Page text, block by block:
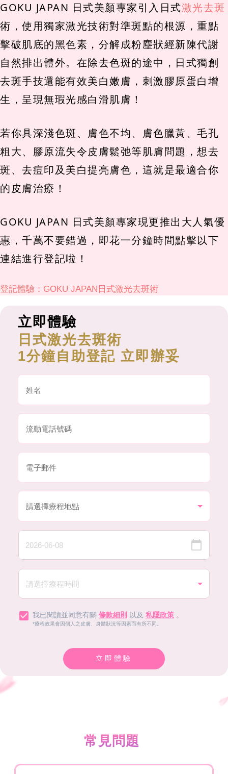
GOKU JAPAN 日式美顏專家引入日式激光去斑
術，使用獨家激光技術對準斑點的根源，重點
擊破肌底的黑色素，分解成粉塵狀經新陳代謝
自然排出體外。在除去色斑的途中，日式獨創
去斑手技還能有效美白嫩膚，刺激膠原蛋白增
生，呈現無瑕光感白滑肌膚！
若你具深淺色斑、膚色不均、膚色臘黃、毛孔
粗大、膠原流失令皮膚鬆弛等肌膚問題，想去
斑、去痘印及美白提亮膚色，這就是最適合你
的皮膚治療！
GOKU JAPAN 日式美顏專家現更推出大人氣優
惠，千萬不要錯過，即花一分鐘時間點擊以下
連結進行登記啦！
登記體驗：GOKU JAPAN日式激光去斑術
立即體驗
日式激光去斑術
1分鐘自助登記 立即辦妥
我已閱讀並同意有關 條款細則 以及 私隱政策 。
*療程效果會因個人之皮膚、身體狀況等因素而有所不同。
立即體驗
常見問題